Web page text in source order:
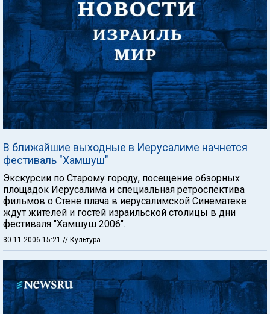
В ближайшие выходные в Иерусалиме начнется
фестиваль "Хамшуш"
Экскурсии по Старому городу, посещение обзорных
площадок Иерусалима и специальная ретроспектива
фильмов о Стене плача в иерусалимской Синематеке
ждут жителей и гостей израильской столицы в дни
фестиваля "Хамшуш 2006".
30.11.2006 15:21 // Культура